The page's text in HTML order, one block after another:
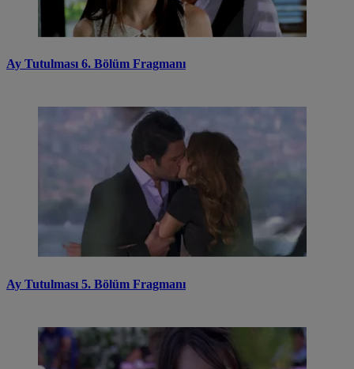
Ay Tutulması 6. Bölüm Fragmanı
Ay Tutulması 5. Bölüm Fragmanı